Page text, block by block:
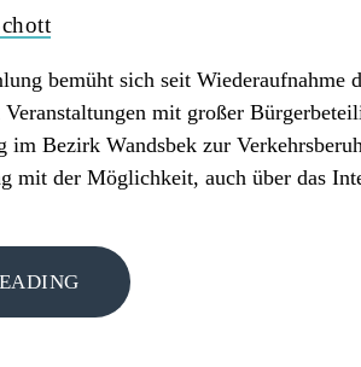
bemüht sich seit Wiederaufnahme
mit großer
im Bezirk Wandsbek zur
mit der Möglichkeit, auch über das